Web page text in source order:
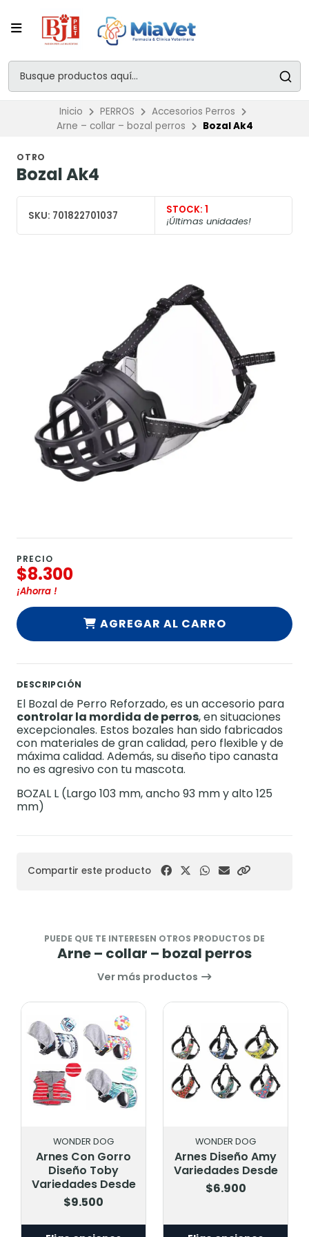
Inicio PERROS
Accesorios Perros
Arne – collar – bozal perros
Bozal Ak4
OTRO
Bozal Ak4
SKU: 701822701037 STOCK: 1
¡Últimas unidades!
PRECIO
$8.300
¡Ahorra !
AGREGAR AL CARRO
DESCRIPCIÓN
El Bozal de Perro Reforzado, es un accesorio para
controlar la mordida de perros, en situaciones
excepcionales. Estos bozales han sido fabricados
con materiales de gran calidad, pero flexible y de
máxima calidad. Además, su diseño tipo canasta
no es agresivo con tu mascota.
BOZAL L (Largo 103 mm, ancho 93 mm y alto 125
mm)
Compartir este producto
PUEDE QUE TE INTERESEN OTROS PRODUCTOS DE
Arne – collar – bozal perros
Ver más productos
WONDER DOG
Arnes Con Gorro
Diseño Toby
Variedades Desde
$9.500
WONDER DOG
Arnes Diseño Amy
Variedades Desde
$6.900